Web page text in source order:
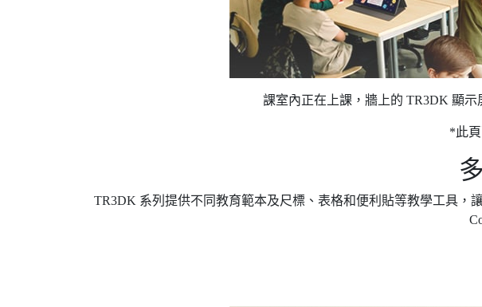
課室內正在上課，牆上的 TR3DK 顯
*此
TR3DK 系列提供不同教育範本及尺標、表格和便利貼等教學工具，